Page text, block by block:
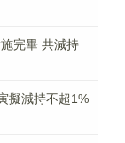
完畢 共減持
擬減持不超1%